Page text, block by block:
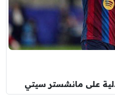
على مانشستر سيتي